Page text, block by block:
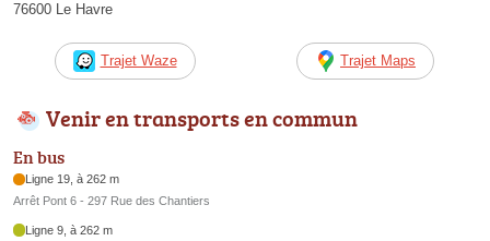
76600 Le Havre
Trajet Waze Trajet Maps
Venir en transports en commun
En bus
Ligne 19, à 262 m
Arrêt Pont 6 - 297 Rue des Chantiers
Ligne 9, à 262 m